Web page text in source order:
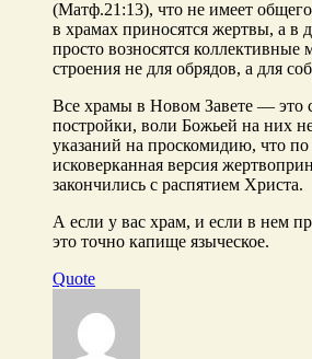
(Матф.21:13), что не имеет
в храмах приносятся жертвы, а в
просто возносятся
строения не для обрядов, а для
Все храмы в Новом Завете — это
постройки, воли Божьей на них
указаний на проскомидию, что по
исковерканная версия
закончились с распятием Христа.
А если у вас храм, и если в нем
это точно капище языческое.
Quote